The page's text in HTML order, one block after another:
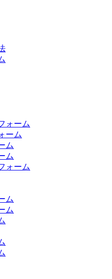
ォーム
ーム
ム
ム
ォーム
ム
ム